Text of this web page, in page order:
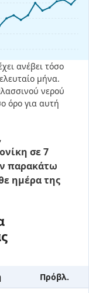
ανέβει τόσο
μήνα.
νερού
όρο για αυτή
σε 7
παρακάτω
ημέρα της
Πρόβλ.